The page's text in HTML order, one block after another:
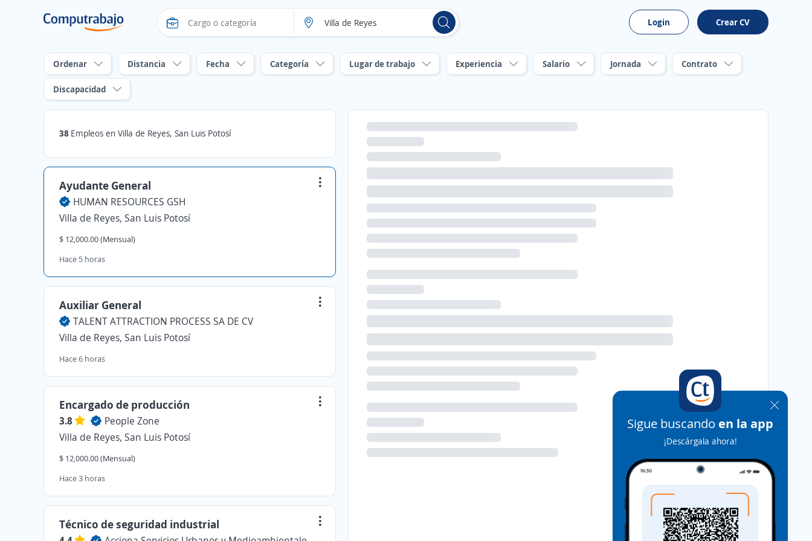
Login Crear CV
Ordenar Distancia Fecha Categoría Lugar de trabajo Experiencia Salario Jornada Contrato
Discapacidad
38 Empleos en Villa de Reyes, San Luis Potosí
Ayudante General
HUMAN RESOURCES GSH
Villa de Reyes, San Luis Potosí
$ 12,000.00 (Mensual)
Hace 5 horas
Auxiliar General
TALENT ATTRACTION PROCESS SA DE CV
Villa de Reyes, San Luis Potosí
Hace 6 horas
Encargado de producción
3.8
People Zone
Villa de Reyes, San Luis Potosí
$ 12,000.00 (Mensual)
Hace 3 horas
Técnico de seguridad industrial
Sigue buscando en la app
¡Descárgala ahora!